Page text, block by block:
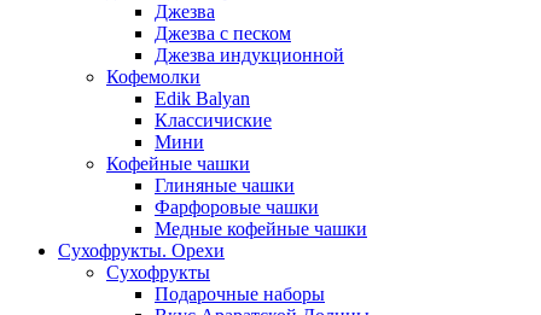
Джезва
Джезва с песком
Джезва индукционной
Кофемолки
Edik Balyan
Классичиские
Мини
Кофейные чашки
Глиняные чашки
Фарфоровые чашки
Медные кофейные чашки
Сухофрукты. Орехи
Сухофрукты
Подарочные наборы